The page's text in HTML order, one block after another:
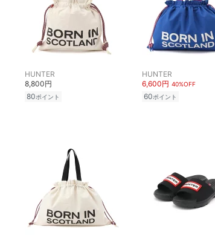
HUNTER
8,800円
80ポイント
HUNTER
6,600円 40%OFF
60ポイント